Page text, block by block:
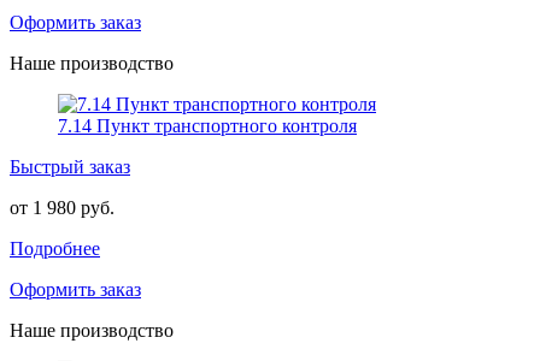
Оформить заказ
Наше производство
7.14 Пункт транспортного контроля
Быстрый заказ
от 1 980 руб.
Подробнее
Оформить заказ
Наше производство